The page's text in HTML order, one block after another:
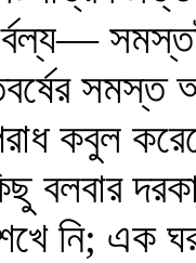
সমস্ত
কবুল
বলবার
নি; এক